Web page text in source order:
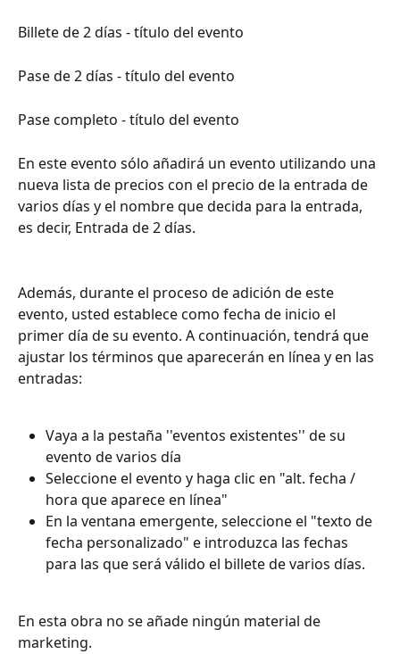
Billete de 2 días - título del evento
Pase de 2 días - título del evento
Pase completo - título del evento
En este evento sólo añadirá un evento utilizando una
nueva lista de precios con el precio de la entrada de
varios días y el nombre que decida para la entrada,
es decir, Entrada de 2 días.
Además, durante el proceso de adición de este
evento, usted establece como fecha de inicio el
primer día de su evento. A continuación, tendrá que
ajustar los términos que aparecerán en línea y en las
entradas:
Vaya a la pestaña ''eventos existentes'' de su
evento de varios día
Seleccione el evento y haga clic en "alt. fecha /
hora que aparece en línea"
En la ventana emergente, seleccione el "texto de
fecha personalizado" e introduzca las fechas
para las que será válido el billete de varios días.
En esta obra no se añade ningún material de
marketing.